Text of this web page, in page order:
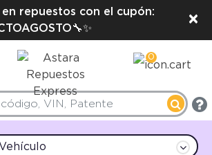
en repuestos con el cupón:
×
0